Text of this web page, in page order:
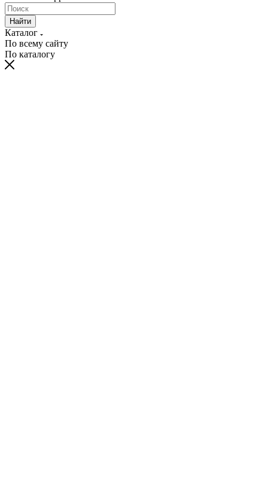
Найти
Каталог
По всему сайту
По каталогу